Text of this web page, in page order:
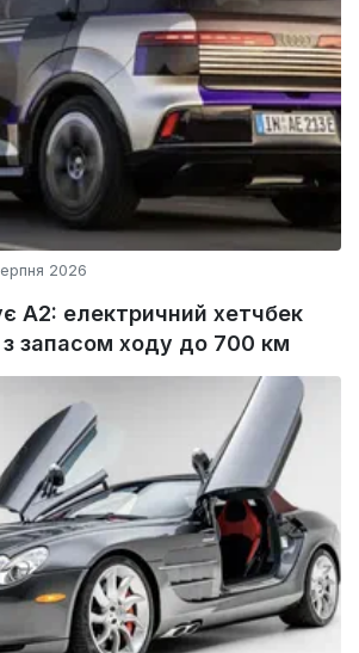
2026
A2: електричний хетчбек
запасом ходу до 700 км